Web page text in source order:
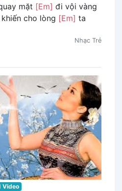
mặt [Em] đi vội vàng
cho lòng [Em] ta
Nhạc Trẻ
Video